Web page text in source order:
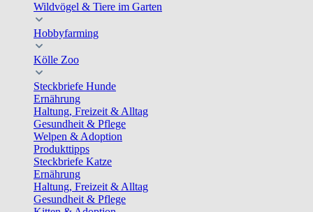
Wildvögel & Tiere im Garten
Hobbyfarming
Kölle Zoo
Steckbriefe Hunde
Ernährung
Haltung, Freizeit & Alltag
Gesundheit & Pflege
Welpen & Adoption
Produkttipps
Steckbriefe Katze
Ernährung
Haltung, Freizeit & Alltag
Gesundheit & Pflege